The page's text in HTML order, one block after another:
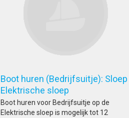
Boot huren (Bedrijfsuitje): Sloep
Elektrische sloep
Boot huren voor Bedrijfsuitje op de
Elektrische sloep is mogelijk tot 12